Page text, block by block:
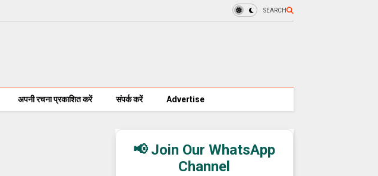
SEARCH
अपनी रचना प्रकाशित करें संपर्क करें Advertise
📢 Join Our WhatsApp
Channel